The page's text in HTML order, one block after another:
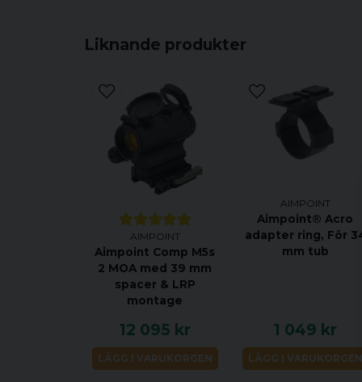
Liknande produkter
AIMPOINT
Aimpoint Comp M5s
2 MOA med 39 mm
spacer & LRP
montage
12 095 kr
LÄGG I VARUKORGEN
AIMPOINT
Aimpoint® Acro
adapter ring, För
mm tub
1 049 kr
LÄGG I VARUKORGEN